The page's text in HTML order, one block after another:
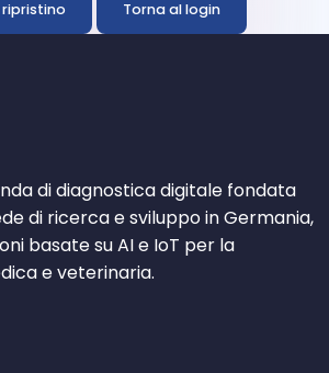
ripristino Torna al login
di diagnostica digitale fondata
di ricerca e sviluppo in Germania,
basate su AI e IoT per la
e veterinaria.